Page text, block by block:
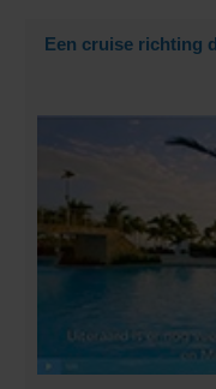
Een cruise richting